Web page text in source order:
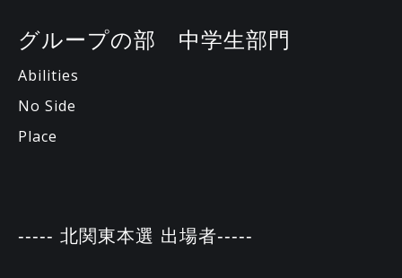
グループの部 中学生部門
Abilities
No Side
Place
----- 北関東本選 出場者-----